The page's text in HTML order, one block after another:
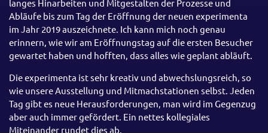
langes Hinarbeiten und Mitgestalten der Prozesse und
Abläufe bis zum Tag der Eröffnung der neuen experimenta
im Jahr 2019 auszeichnete. Ich kann mich noch genau
erinnern, wie wir am Eröffnungstag auf die ersten Besucher
gewartet haben und hofften, dass alles wie geplant abläuft.
Die experimenta ist sehr kreativ und abwechslungsreich, so
wie unsere Ausstellung und Mitmachstationen selbst. Jeden
Tag gibt es neue Herausforderungen, man wird im Gegenzug
aber auch immer gefördert. Ein nettes kollegiales
Miteinander rundet dies ab.